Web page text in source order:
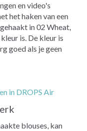
en video's
het haken van een
in 02 Wheat,
is. De kleur is
goed als je geen
in DROPS Air
blouses, kan